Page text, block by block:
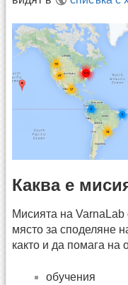
Каква е
Мисията на
място за споделяне
както и да помага на
обучения